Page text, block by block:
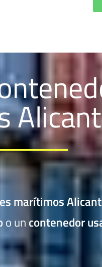
marítimos
o un contenedor